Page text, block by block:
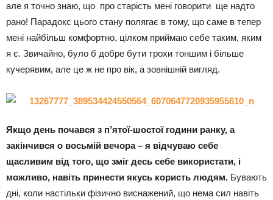
але я точно знаю, що про старість мені говорити ще надто
рано! Парадокс цього стану полягає в тому, що саме в тепер
мені найбільш комфортно, цілком приймаю себе таким, яким
я є. Звичайно, було б добре бути трохи тоншим і більше
кучерявим, але це ж не про вік, а зовнішній вигляд.
Якщо день почався з п’ятої-шостої години ранку, а
закінчився о восьмій вечора – я відчуваю себе
щасливим від того, що зміг десь себе використати, і
можливо, навіть принести якусь користь людям. Бувають
дні, коли настільки фізично виснажений, що нема сил навіть